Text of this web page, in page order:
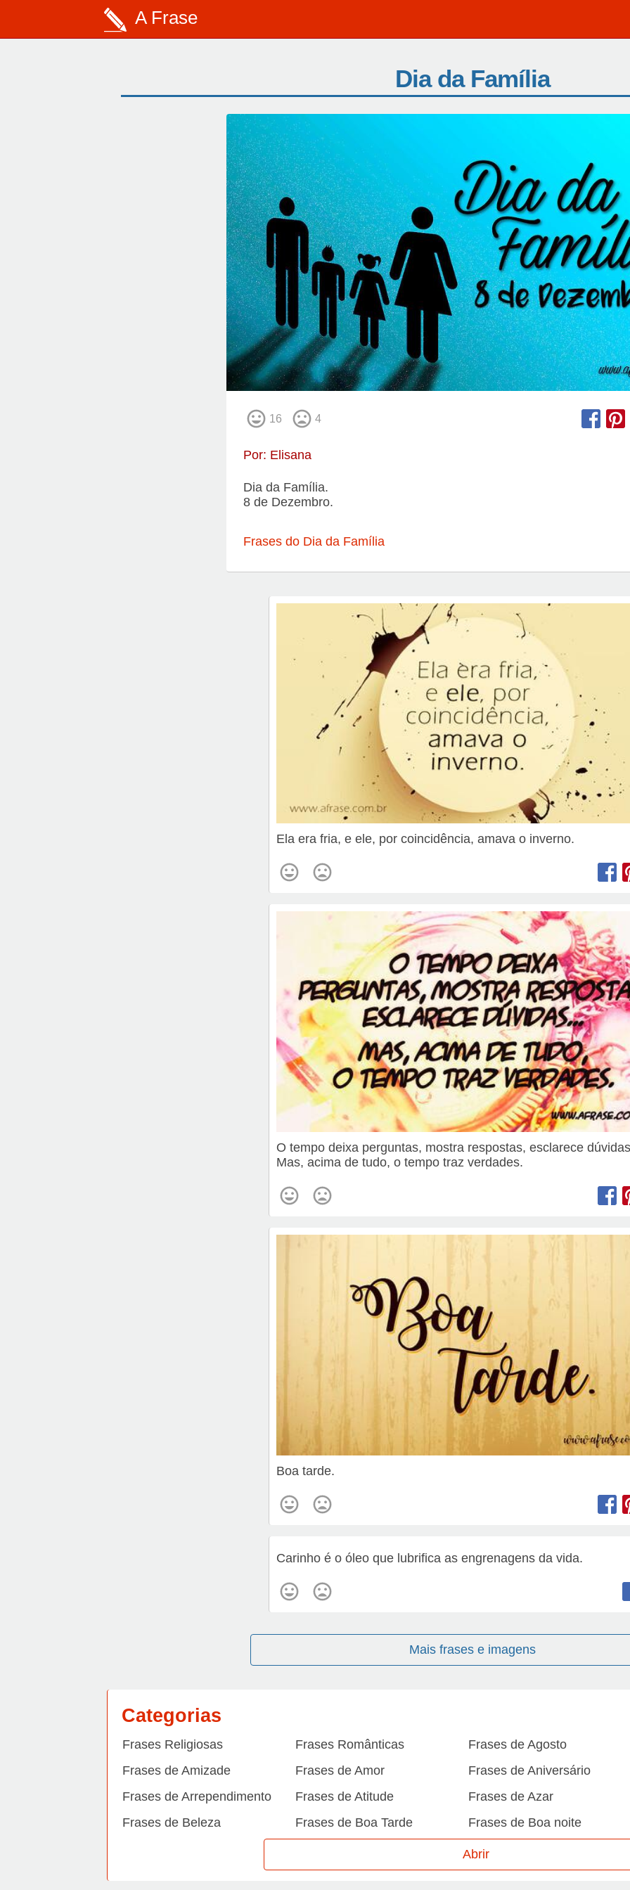
A Frase
Dia da Família
16 4
Por: Elisana
Dia da Família.
8 de Dezembro.
Frases do Dia da Família
Ela era fria, e ele, por coincidência, amava o inverno.
O tempo deixa perguntas, mostra respostas, esclarece
Mas, acima de tudo, o tempo traz verdades.
Boa tarde.
Carinho é o óleo que lubrifica as engrenagens da vida.
Mais frases e imagens
Categorias
Frases Religiosas Frases Românticas
Frases de Agosto
Frases de Amizade
Frases de Amor
Frases de Aniversário
Frases de Arrependimento
Frases de Atitude
Frases de Azar
Frases de Beleza
Frases de Boa Tarde
Frases de Boa noite
Frases de Caráter
Frases de Desculpa Frases de Dezembro
Abrir